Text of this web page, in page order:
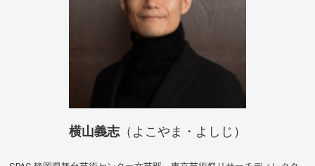
横山義志（よこやま・よしじ）